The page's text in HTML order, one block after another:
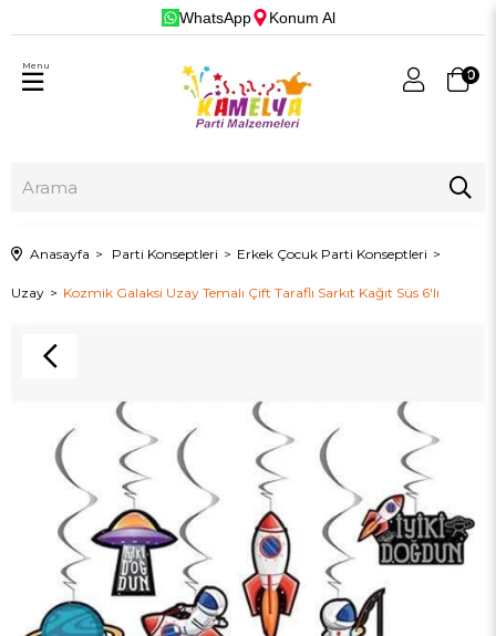
WhatsApp Konum Al
0
Menu
Anasayfa Parti Konseptleri Erkek Çocuk Parti Konseptleri
Uzay Kozmik Galaksi Uzay Temalı Çift Taraflı Sarkıt Kağıt Süs 6'lı